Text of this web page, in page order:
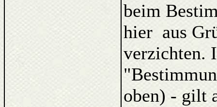
beim
hier aus
verzichten.
oben) - gilt